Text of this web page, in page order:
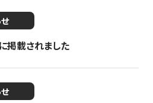
掲載されました